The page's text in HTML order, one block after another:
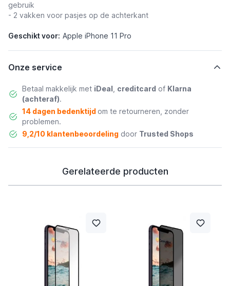
gebruik
- 2 vakken voor pasjes op de achterkant
Geschikt voor: Apple iPhone 11 Pro
Onze service
Betaal makkelijk met iDeal creditcard of Klarna
(achteraf).
14 dagen bedenktijd om te retourneren, zonder
problemen.
9,2/10 klantenbeoordelingdoor Trusted Shops
Gerelateerde producten